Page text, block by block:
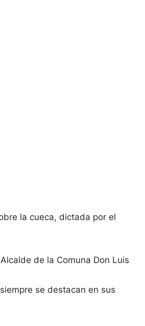
la cueca, dictada por el
de la Comuna Don Luis
se destacan en sus